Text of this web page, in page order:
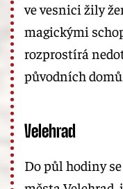
ve vesnici žily
magickými
rozprostírá
původních
Velehrad
Do půl hodiny